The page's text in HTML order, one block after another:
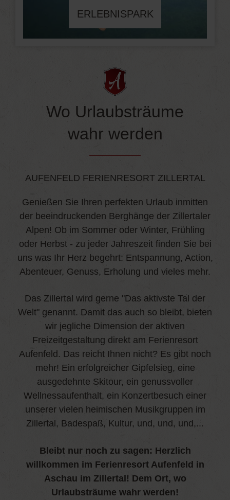
ERLEBNISPARK
Wo Urlaubsträume
wahr werden
AUFENFELD FERIENRESORT ZILLERTAL
Genießen Sie Ihren perfekten Urlaub inmitten
der beeindruckenden Berghänge der Zillertaler
Alpen! Ob im Sommer oder Winter, Frühling
oder Herbst - zu jeder Jahreszeit finden Sie bei
uns was Ihr Herz begehrt: Entspannung, Action,
Abenteuer, Genuss, Erholung und vieles mehr.
Das Zillertal wird gerne "Das aktivste Tal der
Welt" genannt. Damit das auch so bleibt, bieten
wir jegliche Dimension der aktiven
Freizeitgestaltung direkt am Ferienresort
Aufenfeld. Das reicht Ihnen nicht? Es gibt noch
mehr! Ein erfolgreicher Gipfelsieg, eine
ausgedehnte Skitour, ein genussvoller
Wellnessaufenthalt, ein Konzertbesuch einer
unserer vielen heimischen Musikgruppen im
Zillertal, Badespaß, Kultur, und, und, und,...
Bleibt nur noch zu sagen: Herzlich
willkommen im Ferienresort Aufenfeld in
Aschau im Zillertal! Dem Ort, wo
Urlaubsträume wahr werden!